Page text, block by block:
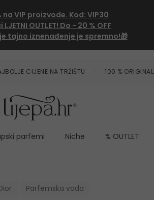
na VIP proizvode. Kod: VIP30
LJETNI OUTLET! Do - 20 % OFF
tajno iznenađenje je spremno!🎁
CIJENE NA TRŽIŠTU 100 %
parfemi Niche % OUTLET
Parfemska voda